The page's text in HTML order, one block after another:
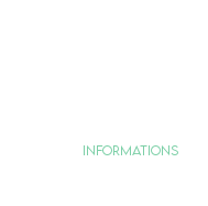
Informations